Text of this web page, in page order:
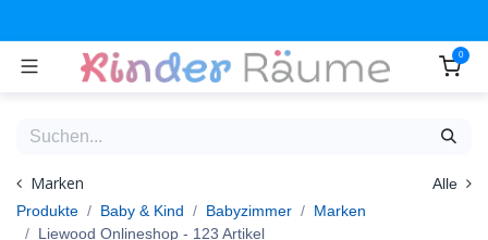
0
Marken
Alle
Produkte
Baby & Kind Babyzimmer
Marken
Liewood Onlineshop - 123 Artikel